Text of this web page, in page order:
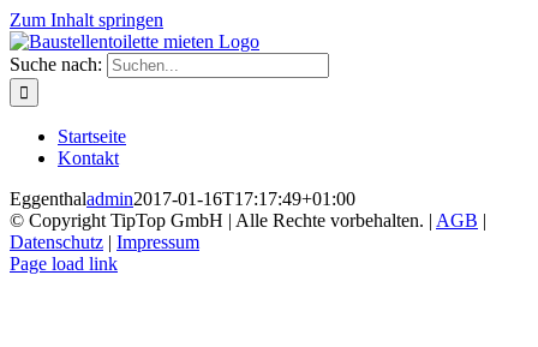
Zum Inhalt springen
Suche nach:
Startseite
Kontakt
Eggenthaladmin2017-01-16T17:17:49+01:00
© Copyright TipTop GmbH | Alle Rechte vorbehalten. | AGB |
Datenschutz | Impressum
Page load link